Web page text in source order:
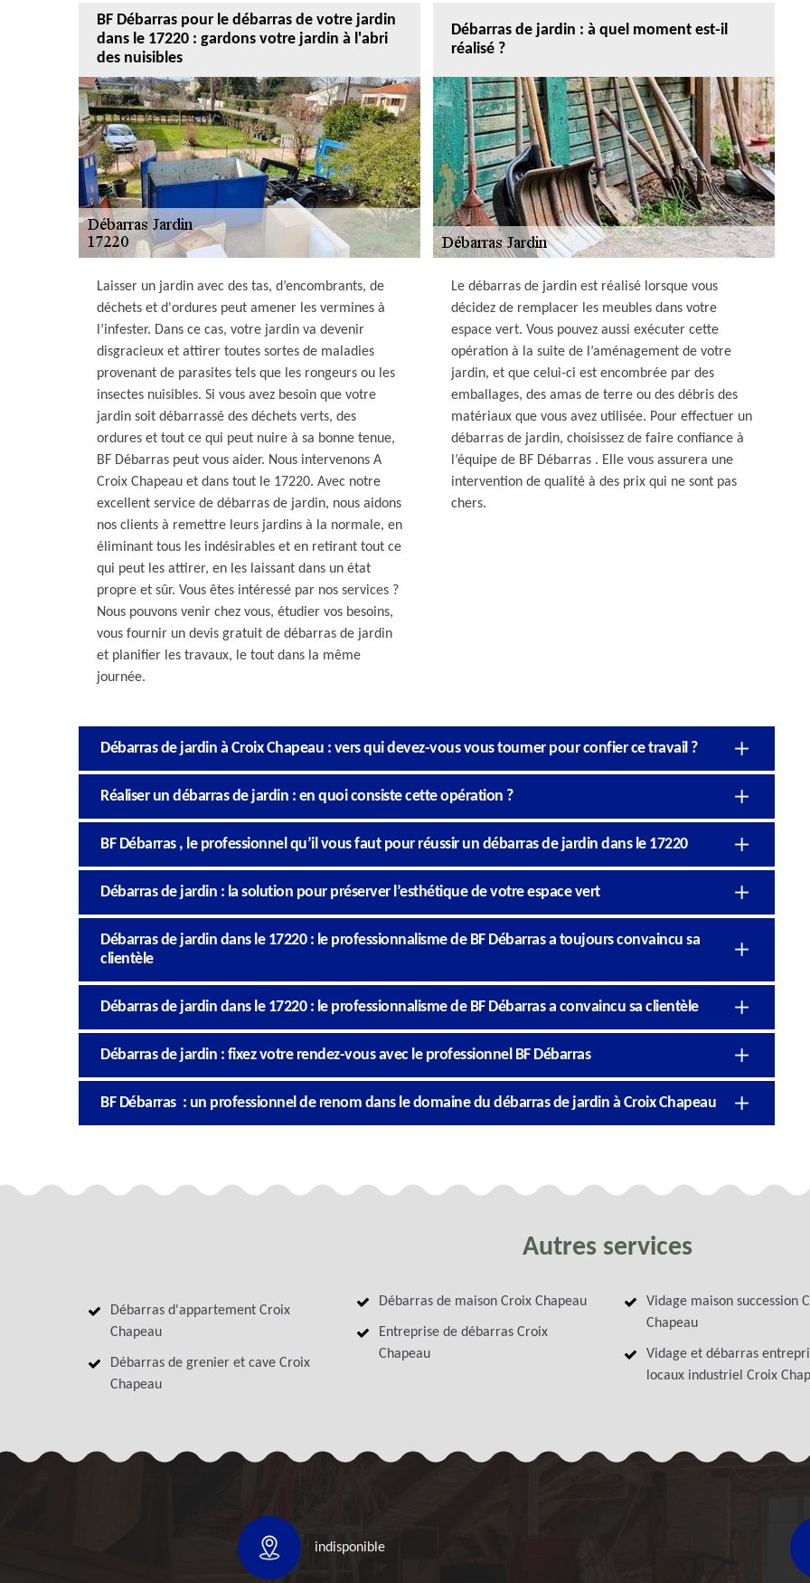
BF Débarras pour le débarras de votre jardin
dans le 17220 : gardons votre jardin à l'abri
des nuisibles
Laisser un jardin avec des tas, d’encombrants, de
déchets et d'ordures peut amener les vermines à
l’infester. Dans ce cas, votre jardin va devenir
disgracieux et attirer toutes sortes de maladies
provenant de parasites tels que les rongeurs ou les
insectes nuisibles. Si vous avez besoin que votre
jardin soit débarrassé des déchets verts, des
ordures et tout ce qui peut nuire à sa bonne tenue,
BF Débarras peut vous aider. Nous intervenons A
Croix Chapeau et dans tout le 17220. Avec notre
excellent service de débarras de jardin, nous aidons
nos clients à remettre leurs jardins à la normale, en
éliminant tous les indésirables et en retirant tout ce
qui peut les attirer, en les laissant dans un état
propre et sûr. Vous êtes intéressé par nos services ?
Nous pouvons venir chez vous, étudier vos besoins,
vous fournir un devis gratuit de débarras de jardin
et planifier les travaux, le tout dans la même
journée.
Débarras de jardin : à quel moment est-il
réalisé ?
Le débarras de jardin est réalisé lorsque vous
décidez de remplacer les meubles dans votre
espace vert. Vous pouvez aussi exécuter cette
opération à la suite de l’aménagement de votre
jardin, et que celui-ci est encombrée par des
emballages, des amas de terre ou des débris des
matériaux que vous avez utilisée. Pour effectuer un
débarras de jardin, choisissez de faire confiance à
l’équipe de BF Débarras . Elle vous assurera une
intervention de qualité à des prix qui ne sont pas
chers.
Débarras de jardin à Croix Chapeau : vers qui devez-vous vous tourner pour confier ce travail ?
Réaliser un débarras de jardin : en quoi consiste cette opération ?
BF Débarras , le professionnel qu’il vous faut pour réussir un débarras de jardin dans le 17220
Débarras de jardin : la solution pour préserver l’esthétique de votre espace vert
Débarras de jardin dans le 17220 : le professionnalisme de BF Débarras a toujours convaincu sa
clientèle
Débarras de jardin dans le 17220 : le professionnalisme de BF Débarras a convaincu sa clientèle
Débarras de jardin : fixez votre rendez-vous avec le professionnel BF Débarras
BF Débarras : un professionnel de renom dans le domaine du débarras de jardin à Croix Chapeau
Autres services
Débarras d'appartement Croix
Chapeau
Débarras de grenier et cave Croix
Chapeau
Débarras de maison Croix Chapeau
Entreprise de débarras Croix
Chapeau
Vidage maison succession
Chapeau
Vidage et débarras
locaux industriel Croix
indisponible